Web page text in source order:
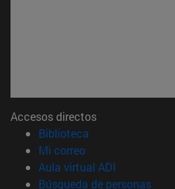
Accesos directos
Biblioteca
Mi correo(abre en nueva
Aula virtual ADI
Búsqueda de personas